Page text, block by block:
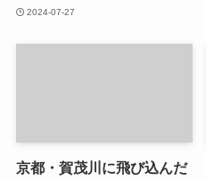
2024-07-27
京都・賀茂川に飛び込んだ